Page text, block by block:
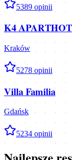
5389 opinii
K4
Kraków
5278 opinii
Villa Familia
Gdańsk
5234 opinii